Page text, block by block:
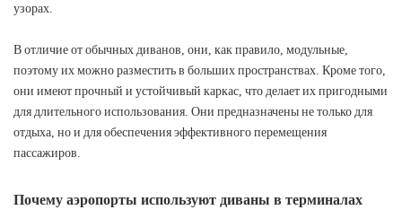
узорах.
В отличие от обычных диванов, они, как правило, модульные,
поэтому их можно разместить в больших пространствах. Кроме того,
они имеют прочный и устойчивый каркас, что делает их пригодными
для длительного использования. Они предназначены не только для
отдыха, но и для обеспечения эффективного перемещения
пассажиров.
Почему аэропорты используют диваны в терминалах